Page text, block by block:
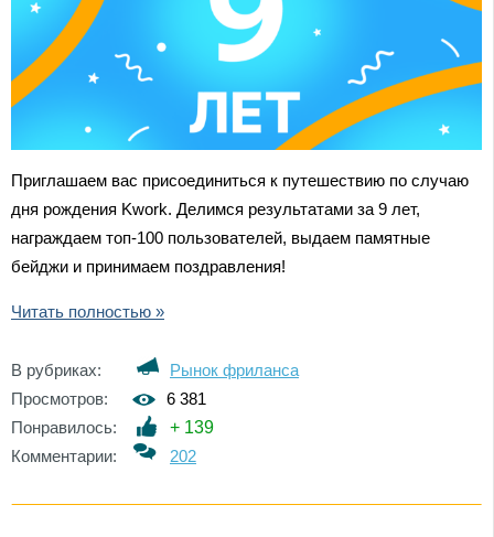
Приглашаем вас присоединиться к путешествию по случаю
дня рождения Kwork. Делимся результатами за 9 лет,
награждаем топ-100 пользователей, выдаем памятные
бейджи и принимаем поздравления!
Читать полностью »
В рубриках:
Рынок фриланса
Просмотров:
6 381
Понравилось:
+ 139
Комментарии:
202